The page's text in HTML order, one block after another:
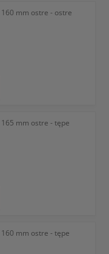
mm ostre - ostre
mm ostre - tępe
mm ostre - tępe